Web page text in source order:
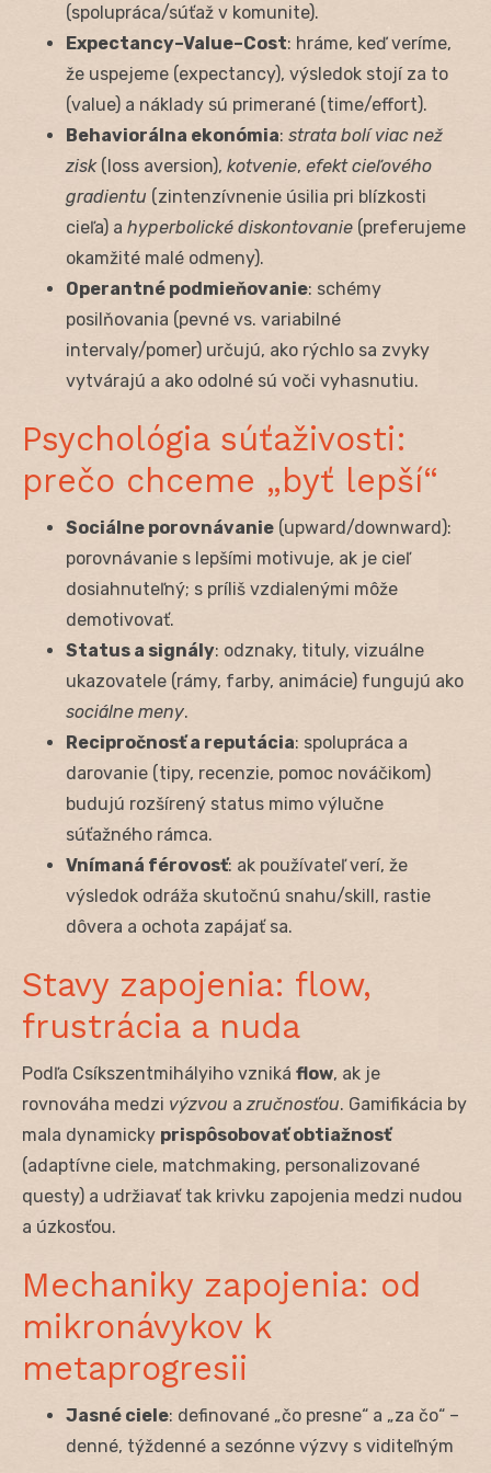
(spolupráca/súťaž v komunite).
Expectancy–Value–Cost: hráme, keď veríme,
že uspejeme (expectancy), výsledok stojí za to
(value) a náklady sú primerané (time/effort).
Behaviorálna ekonómia: strata bolí viac než
zisk(loss aversion), kotvenie, efekt cieľového
gradientu (zintenzívnenie úsilia pri blízkosti
cieľa) a hyperbolické diskontovanie (preferujeme
okamžité malé odmeny).
Operantné podmieňovanie: schémy
posilňovania (pevné vs. variabilné
intervaly/pomer) určujú, ako rýchlo sa zvyky
vytvárajú a ako odolné sú voči vyhasnutiu.
Psychológia súťaživosti:
prečo chceme „byť lepší“
Sociálne porovnávanie (upward/downward):
porovnávanie s lepšími motivuje, ak je cieľ
dosiahnuteľný; s príliš vzdialenými môže
demotivovať.
Status a signály: odznaky, tituly, vizuálne
ukazovatele (rámy, farby, animácie) fungujú ako
sociálne meny.
Recipročnosť a reputácia: spolupráca a
darovanie (tipy, recenzie, pomoc nováčikom)
budujú rozšírený status mimo výlučne
súťažného rámca.
Vnímaná férovosť: ak používateľ verí, že
výsledok odráža skutočnú snahu/skill, rastie
dôvera a ochota zapájať sa.
Stavy zapojenia: flow,
frustrácia a nuda
Podľa Csíkszentmihályiho vzniká flow, ak je
rovnováha medzi výzvou azručnosťou. Gamifikácia by
mala dynamicky prispôsobovať obtiažnosť
(adaptívne ciele, matchmaking, personalizované
questy) a udržiavať tak krivku zapojenia medzi nudou
a úzkosťou.
Mechaniky zapojenia: od
mikronávykov k
metaprogresii
Jasné ciele: definované „čo presne“ a „za čo“ –
denné, týždenné a sezónne výzvy s viditeľným